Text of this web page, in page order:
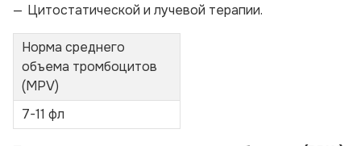
Цитостатической и лучевой терапии.
Норма среднего
объема тромбоцитов
(MPV)
7-11 фл